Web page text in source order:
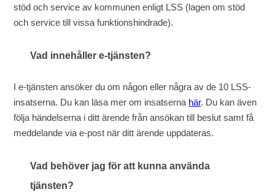
stöd och service av kommunen enligt LSS (lagen om stöd
och service till vissa funktionshindrade).
Vad innehåller e-tjänsten?
I e-tjänsten ansöker du om någon eller några av de 10 LSS-
insatserna. Du kan läsa mer om insatserna här. Du kan även
följa händelserna i ditt ärende från ansökan till beslut samt få
meddelande via e-post när ditt ärende uppdateras.
Vad behöver jag för att kunna använda
tjänsten?